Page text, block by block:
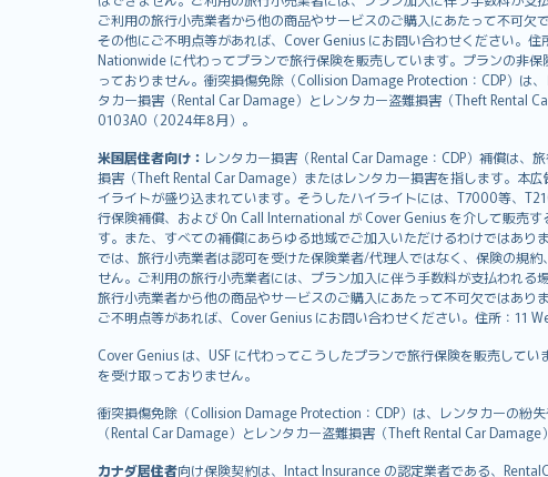
ご利用の旅行小売業者から他の商品やサービスのご購入にあたって不可
その他にご不明点等があれば、Cover Genius にお問い合わせください。
Nationwide に代わってプランで旅行保険を販売しています。プランの非
っておりません。衝突損傷免除（Collision Damage Protection：CDP）は
タカー損害（Rental Car Damage）とレンタカー盗難損害（Theft Rental
0103AO（2024年8月）。
米国居住者向け： レンタカー損害（Rental Car Damage：CDP）補償は、
損害（Theft Rental Car Damage）またはレンタカー損害を指します。本
イライトが盛り込まれています。そうしたハイライトには、T7000等、
行保険補償、および On Call International が Cover Genius を介して販売
す。また、すべての補償にあらゆる地域でご加入いただけるわけではありま
では、旅行小売業者は認可を受けた保険業者/代理人ではなく、保険の規
せん。ご利用の旅行小売業者には、プラン加入に伴う手数料が支払われ
旅行小売業者から他の商品やサービスのご購入にあたって不可欠ではあ
ご不明点等があれば、Cover Genius にお問い合わせください。住所：11
Cover Genius は、USF に代わってこうしたプランで旅行保険を販売して
を受け取っておりません。
衝突損傷免除（Collision Damage Protection：CDP）は、レンタカーの紛
（Rental Car Damage）とレンタカー盗難損害（Theft Rental Car
カナダ居住者向け保険契約は、Intact Insurance の認定業者である、
한국어
dansk
norsk
suomi
العربيّة
česky
Русский
ภาษาไทย
български
català
Hrvatski
eesti
Ελληνικά
Magyar
Íslenska
Bahasa Indonesia
latviešu